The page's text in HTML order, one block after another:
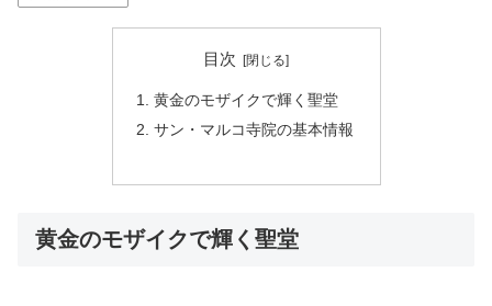
目次
黄金のモザイクで輝く聖堂
サン・マルコ寺院の基本情報
黄金のモザイクで輝く聖堂